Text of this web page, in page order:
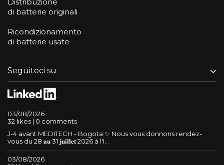
di batterie originali
Ricondizionamento
di batterie usate
Seguiteci su
03/08/2026
32 likes | 0 comments
J-4 avant MEDITECH - Bogota ✨ Nous vous donnons rendez-
vous du 28 𝐚𝐮 31 𝐣𝐮𝐢𝐥𝐥𝐞𝐭 2026 à l'I...
03/08/2026